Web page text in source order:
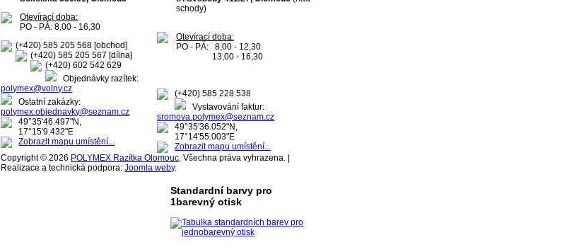
Otevírací doba:
PO - PÁ: 8,00 - 16,30
(+420) 585 205 568 [obchod]
(+420) 585 205 567 [dílna]
(+420) 602 542 629
Objednávky razítek:
polymex@volny.cz
Ostatní zakázky:
polymex.objednavky@seznam.cz
49°35'46.497"N,
17°15'9.432"E
Zobrazit mapu umístění...
schody)
Otevírací doba:
PO - PÁ: 8,00 - 12,30
13,00 - 16,30
(+420) 585 228 538
Vystavování faktur:
sromova.polymex@seznam.cz
49°35'36.052"N,
17°14'55.003"E
Zobrazit mapu umístění...
Standardní barvy pro
1barevný otisk
Copyright © 2026 POLYMEX Razítka Olomouc. Všechna práva vyhrazena. |
Realizace a technická podpora:Joomla weby.